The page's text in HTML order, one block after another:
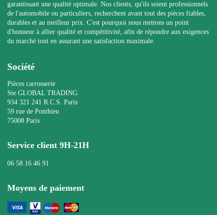
garantissant une qualité optimale. Nos clients, qu'ils soient professionnels
de l'automobile ou particuliers, recherchent avant tout des pièces fiables,
durables et au meilleur prix. C'est pourquoi nous mettons un point
d'honneur à allier qualité et compétitivité, afin de répondre aux exigences
du marché tout en assurant une satisfaction maximale.
Société
Pièces carrosserie
Ste GLOBAL TRADING
934 321 241 R.C.S. Paris
59 rue de Ponthieu
75008 Paris
Service client 9H-21H
06 58 16 46 91
Moyens de paiement